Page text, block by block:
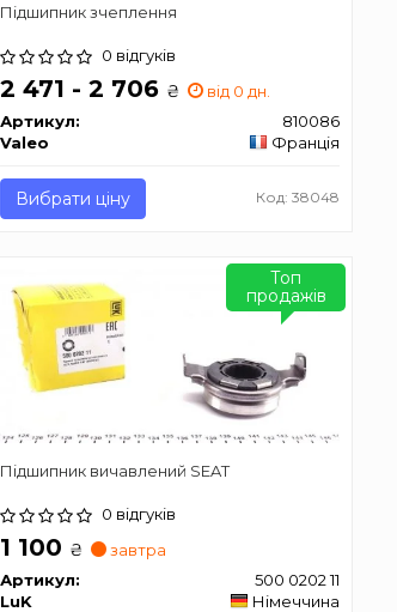
Підшипник зчеплення
0 відгуків
2 471 - 2 706 ₴
від 0 дн.
Артикул:
810086
Valeo
Франція
Вибрати ціну Код: 38048
Підшипник вичавлений SEAT
0 відгуків
1 100 ₴
завтра
Артикул:
500 0202 11
LuK
Німеччина
Топ
продажів